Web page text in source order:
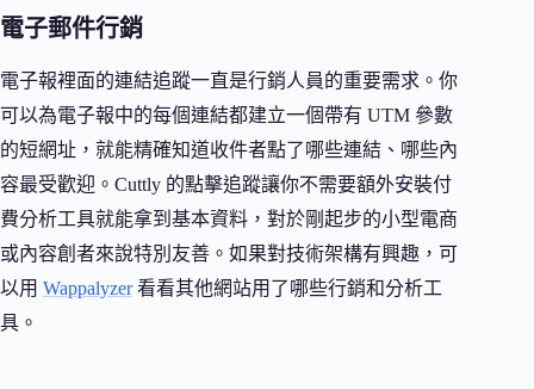
電子郵件行銷
電子報裡面的連結追蹤一直是行銷人員的重要需求。你
可以為電子報中的每個連結都建立一個帶有 UTM 參數
的短網址，就能精確知道收件者點了哪些連結、哪些內
容最受歡迎。Cuttly 的點擊追蹤讓你不需要額外安裝付
費分析工具就能拿到基本資料，對於剛起步的小型電商
或內容創者來說特別友善。如果對技術架構有興趣，可
以用 Wappalyzer看看其他網站用了哪些行銷和分析工
具。